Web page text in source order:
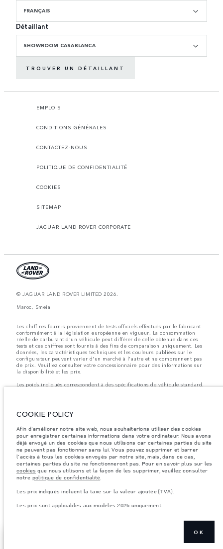
FRANÇAIS
Détaillant
SHOWROOM CASABLANCA
TROUVER UN DÉTAILLANT
EMPLOIS
CONDITIONS GÉNÉRALES
CONTACTEZ-NOUS
POLITIQUE DE CONFIDENTIALITÉ
COOKIES
SITEMAP
JAGUAR LAND ROVER CORPORATE
© JAGUAR LAND ROVER LIMITED 2026.
Maroc, Smeia
Les chiff res fournis proviennent de tests officiels effectués par le fabricant
conformément å la législation européenne en vigueur. La consommation
réelle de carburant d'un véhicule peut différer de celle obtenue dans ces
tests et ces chiffres sont fournis å des fins de comparaison uniquement. Les
données, les caractéristiques techniques et les couleurs publiées sur le
configurateur peuvent varier d'un marché à l'autre et ne comprennent pas
de prix. Veuillez consulter votre concessionnaire pour des informations sur
la disponibilité et les prix.
Les poids indiqués correspondent à des spécifications de véhicule standard.
dépassés lorsque vous chargez des accessoires, des occupants, des liquides
et des carburants.
Remarque importante sur les images et les spécifications.La pénurie
mondiale de semi-conducteurs affecte actuellement les spécifications de
construction des véhicules, la disponibilité des options et les délais de
construction. Cette situation s’avère très fluctuante, et par conséquent, les
images utilisées actuellement sur le site Web peuvent ne pas refléter
entièrement les spécifications actuelles en ce qui concerne les
caractéristiques, les options, les finitions et les combinaisons de couleurs.
Veuillez consulter votre concessionnaire pour avoir confirmation des
restrictions actuelles et faire un choix éclairé
Les prix sont applicables uniquement aux modèles produit en 2026.
COOKIE POLICY
Afin d'améliorer notre site web, nous souhaiterions utiliser des cookies
pour enregistrer certaines informations dans votre ordinateur. Nous avons
déjà envoyé un des cookies que nous utilisons car certaines parties du site
ne peuvent pas fonctionner sans lui. Vous pouvez supprimer et barrer
l'accès à tous les cookies envoyés par notre site, mais, dans ce cas,
certaines parties du site ne fonctionneront pas. Pour en savoir plus sur les
cookies que nous utilisons et la façon de les supprimer, veuillez consulter
notre politique de confidentialité.
Les prix indiqués incluent la taxe sur la valeur ajoutée (TVA).
Les prix sont applicables aux modèles 2026 uniquement.
OK